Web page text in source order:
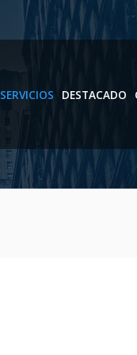
SERVICIOS DESTACADO